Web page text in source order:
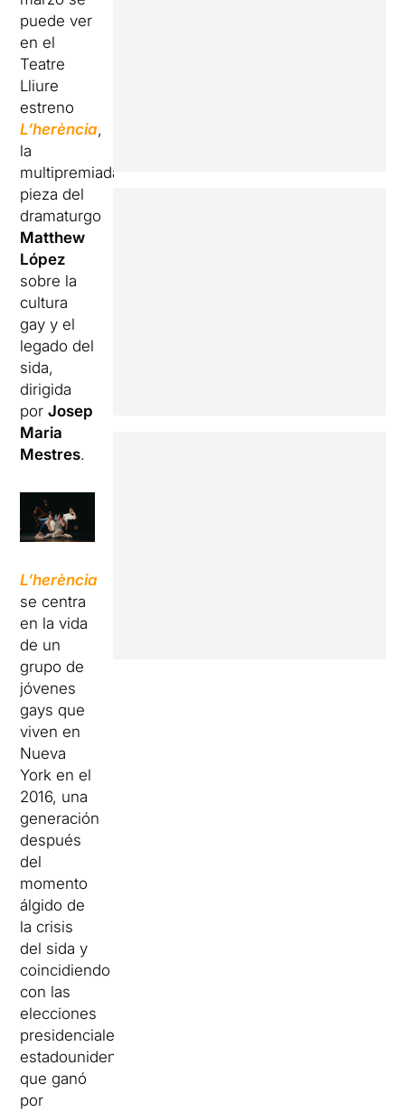
puede ver
en el
Teatre
Lliure
estreno
L’herència,
la
multipremiada
pieza del
dramaturgo
Matthew
López
sobre la
cultura
gay y el
legado del
sida,
dirigida
porJosep
Maria
Mestres.
L’herència
se centra
en la vida
de un
grupo de
jóvenes
gays que
viven en
Nueva
York en el
2016, una
generación
después
del
momento
álgido de
la crisis
del sida y
coincidiendo
con las
elecciones
presidenciales
estadounidenses
que ganó
por